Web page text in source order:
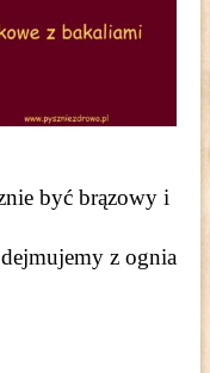
być brązowy i
z ognia